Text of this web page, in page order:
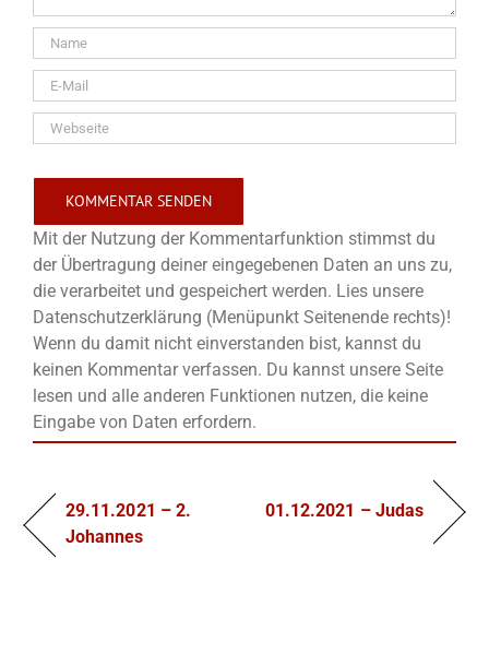
Mit der Nutzung der Kommentarfunktion stimmst du
der Übertragung deiner eingegebenen Daten an uns zu,
die verarbeitet und gespeichert werden. Lies unsere
Datenschutzerklärung (Menüpunkt Seitenende rechts)!
Wenn du damit nicht einverstanden bist, kannst du
keinen Kommentar verfassen. Du kannst unsere Seite
lesen und alle anderen Funktionen nutzen, die keine
Eingabe von Daten erfordern.
29.11.2021 – 2.
Johannes
01.12.2021 – Judas